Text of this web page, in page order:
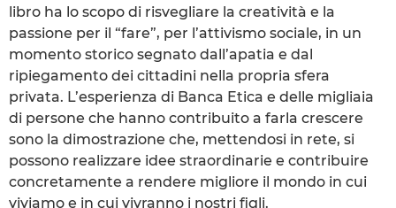
libro ha lo scopo di risvegliare la creatività e la
passione per il “fare”, per l’attivismo sociale, in un
momento storico segnato dall’apatia e dal
ripiegamento dei cittadini nella propria sfera
privata. L’esperienza di Banca Etica e delle migliaia
di persone che hanno contribuito a farla crescere
sono la dimostrazione che, mettendosi in rete, si
possono realizzare idee straordinarie e contribuire
concretamente a rendere migliore il mondo in cui
viviamo e in cui vivranno i nostri figli.